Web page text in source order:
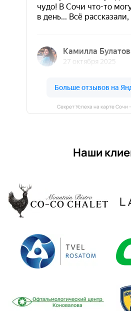
Секрет Успеха на карте Сочи
Наши